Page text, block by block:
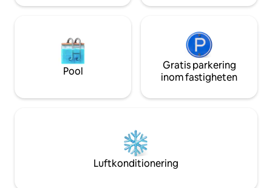
Pool
Gratis parkering
inom fastigheten
Luftkonditionering